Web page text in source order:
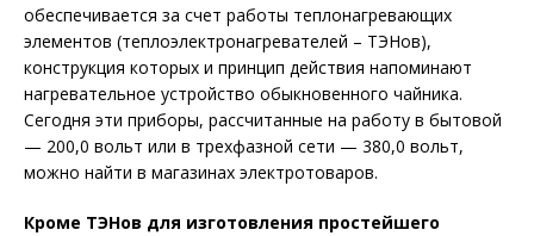
обеспечивается за счет работы теплонагревающих
элементов (теплоэлектронагревателей – ТЭНов),
конструкция которых и принцип действия напоминают
нагревательное устройство обыкновенного чайника.
Сегодня эти приборы, рассчитанные на работу в бытовой
— 200,0 вольт или в трехфазной сети — 380,0 вольт,
можно найти в магазинах электротоваров.
Кроме ТЭНов для изготовления простейшего